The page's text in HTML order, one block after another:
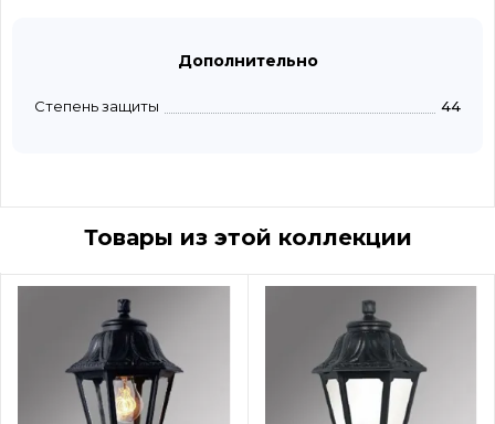
Дополнительно
Степень защиты 44
Товары из этой коллекции